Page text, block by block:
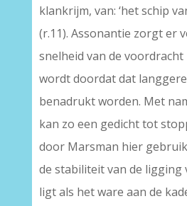
klankrijm, van: ‘het schip
(r.11). Assonantie zorgt er
snelheid van de
wordt doordat dat
benadrukt worden. Met
kan zo een gedicht tot
door Marsman hier
de stabiliteit van de ligging
ligt als het ware aan de